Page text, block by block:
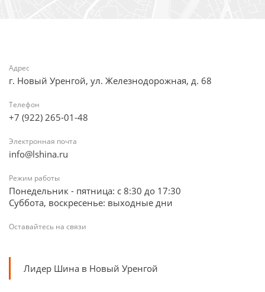
Адрес
г. Новый Уренгой, ул. Железнодорожная, д. 68
Телефон
+7 (922) 265-01-48
Электронная почта
info@lshina.ru
Режим работы
Понедельник - пятница: с 8:30 до 17:30
Суббота, воскресенье: выходные дни
Оставайтесь на связи
Лидер Шина в Новый Уренгой